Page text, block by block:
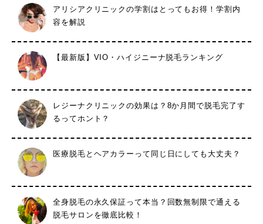
アリシアクリニックの学割はとってもお得！学割内
容を解説
【最新版】VIO・ハイジニーナ脱毛ランキング
レジーナクリニックの効果は？8か月間で脱毛完了す
るってホント？
医療脱毛とヘアカラーって同じ日にしても大丈夫？
全身脱毛の永久保証って本当？回数無制限で通える
脱毛サロンを徹底比較！